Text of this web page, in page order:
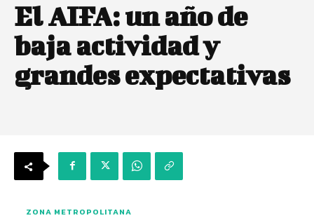
El AIFA: un año de
baja actividad y
grandes expectativas
ZONA METROPOLITANA